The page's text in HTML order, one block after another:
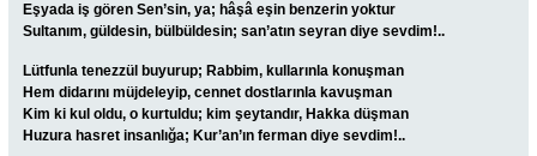
Eşyada iş gören Sen’sin, ya; hâşâ eşin benzerin yoktur
Sultanım, güldesin, bülbüldesin; san’atın seyran diye sevdim!..
Lütfunla tenezzül buyurup; Rabbim, kullarınla konuşman
Hem didarını müjdeleyip, cennet dostlarınla kavuşman
Kim ki kul oldu, o kurtuldu; kim şeytandır, Hakka düşman
Huzura hasret insanlığa; Kur’an’ın ferman diye sevdim!..